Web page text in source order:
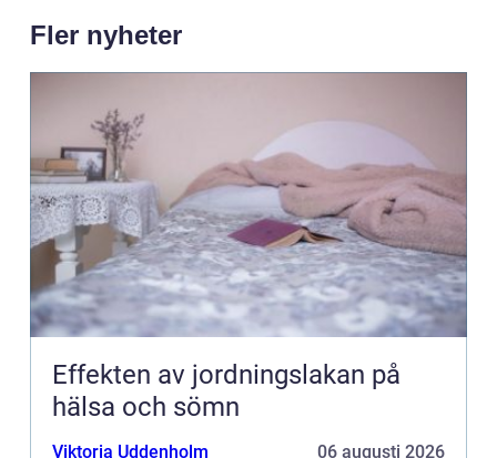
Fler nyheter
Effekten av jordningslakan på
hälsa och sömn
Viktoria Uddenholm 06 augusti 2026